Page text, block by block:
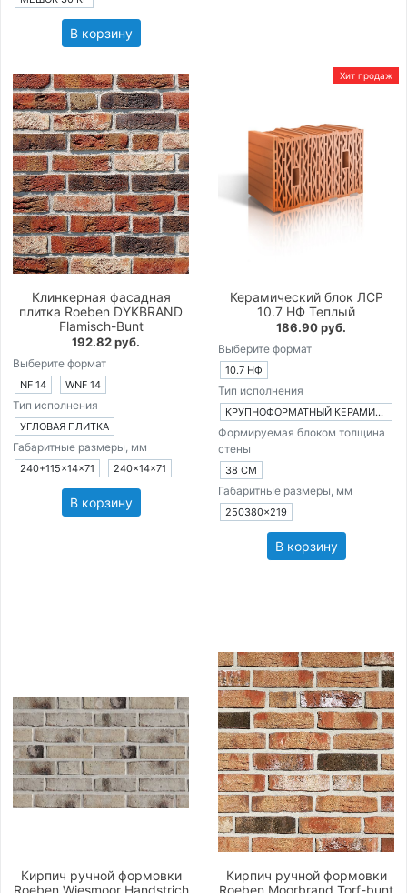
В корзину
Клинкерная фасадная
плитка Roeben DYKBRAND
Flamisch-Bunt
192.82 руб.
Выберите формат
NF 14 WNF 14
Тип исполнения
УГЛОВАЯ ПЛИТКА
Габаритные размеры, мм
240+115×14×71 240×14×71
В корзину
Хит продаж
Керамический блок ЛСР
10.7 НФ Теплый
186.90 руб.
Выберите формат
10.7 НФ
Тип исполнения
КРУПНОФОРМАТНЫЙ КЕРАМИЧЕСКИЙ БЛОК
Формируемая блоком толщина
стены
38 СМ
Габаритные размеры, мм
250380×219
В корзину
Кирпич ручной формовки
Кирпич ручной формовки